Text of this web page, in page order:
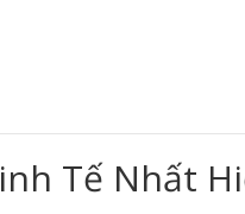
Tế Nhất